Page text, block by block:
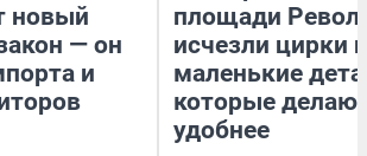
новый
— он
и
площади
исчезли цирки
маленькие
которые
удобнее